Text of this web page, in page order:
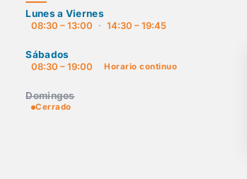
Lunes a Viernes
08:30 – 13:00
· 14:30 – 19:45
Sábados
08:30 – 19:00
Horario continuo
Domingos
Cerrado